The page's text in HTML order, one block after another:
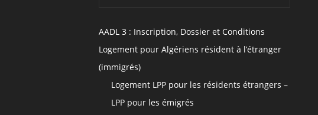
AADL 3 : Inscription, Dossier et Conditions
Logement pour Algériens résident à l’étranger
(immigrés)
Logement LPP pour les résidents étrangers –
LPP pour les émigrés